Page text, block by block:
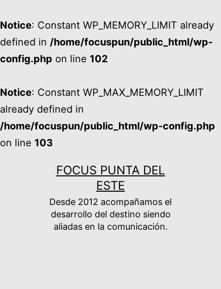
Notice: Constant WP_MEMORY_LIMIT already
defined in /home/focuspun/public_html/wp-
config.php on line 102
Notice: Constant WP_MAX_MEMORY_LIMIT
already defined in
/home/focuspun/public_html/wp-config.php
on line 103
FOCUS PUNTA DEL
ESTE
Desde 2012 acompañamos el
desarrollo del destino siendo
aliadas en la comunicación.